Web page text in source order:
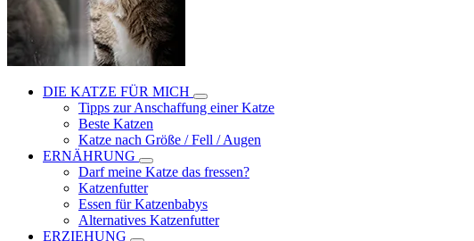
DIE KATZE FÜR MICH
Tipps zur Anschaffung einer Katze
Beste Katzen
Katze nach Größe / Fell / Augen
ERNÄHRUNG
Darf meine Katze das fressen?
Katzenfutter
Essen für Katzenbabys
Alternatives Katzenfutter
ERZIEHUNG